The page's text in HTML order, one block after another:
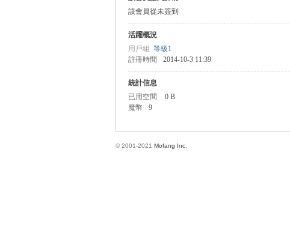
該會員從未簽到
活躍概況
用戶組 等級1
註冊時間
2014-10-3 11:39
統計信息
已用空間
0 B
魔幣
9
© 2001-2021 Mofang Inc.